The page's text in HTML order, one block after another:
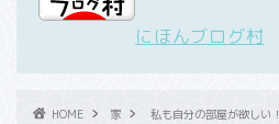
にほんブログ村
HOME 家 私も自分の部屋が欲しい！